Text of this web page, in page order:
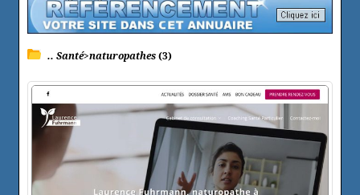
.. Santé>naturopathes(3)